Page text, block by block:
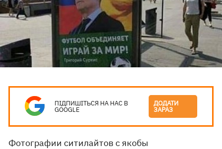
ПІДПИШІТЬСЯ НА НАС В
GOOGLE
ДОДАТИ
ЗАРАЗ
Фотографии ситилайтов с якобы